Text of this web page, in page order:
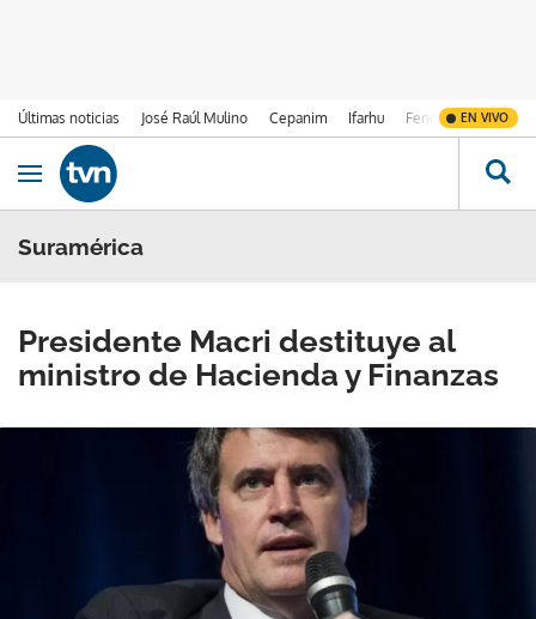
Últimas noticias José Raúl Mulino Cepanim Ifarhu Fenómeno de El
EN VIVO
Ir al contenido
Obrir navegació
Suramérica
Presidente Macri destituye al
ministro de Hacienda y Finanzas